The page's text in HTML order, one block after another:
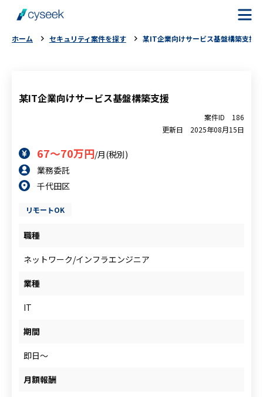
案件を探す
ご利用者様の声
よくある質問
案件について相談
ホーム セキュリティ案件を探す 某IT企業向けサービス基盤構築支援
某IT企業向けサービス基盤構築支援
案件ID
186
更新日
2025年08月15日
67～70万円/月(税別)
業務委託
千代田区
リモートOK
職種
ネットワーク/インフラエンジニア
業種
IT
期間
即日～
月額報酬